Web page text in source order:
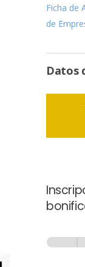
Ficha de
de
Datos
-